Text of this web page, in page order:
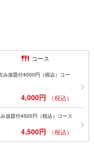
コース
放題付4000円（税込）コー
4,000円 （税込）
放題付4500円（税込）コース
4,500円 （税込）